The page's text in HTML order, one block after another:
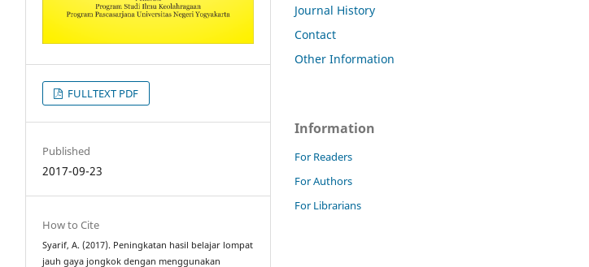
FULLTEXT PDF
Published
2017-09-23
How to Cite
Syarif, A. (2017). Peningkatan hasil belajar lompat
jauh gaya jongkok dengan menggunakan
Journal History
Contact
Other Information
Information
For Readers
For Authors
For Librarians